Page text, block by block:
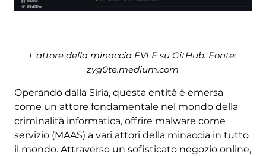
L'attore della minaccia EVLF su GitHub. Fonte:
zyg0te.medium.com
Operando dalla Siria, questa entità è emersa
come un attore fondamentale nel mondo della
criminalità informatica, offrire malware come
servizio (MAAS) a vari attori della minaccia in tutto
il mondo. Attraverso un sofisticato negozio online,